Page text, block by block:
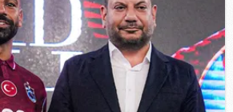
aşağıda yer alan panel
Çerezlere ilişkin detaylı bilgi
tıklayabilir,Çerez Bilgilendirme
Korunması Kanunu uyarınca